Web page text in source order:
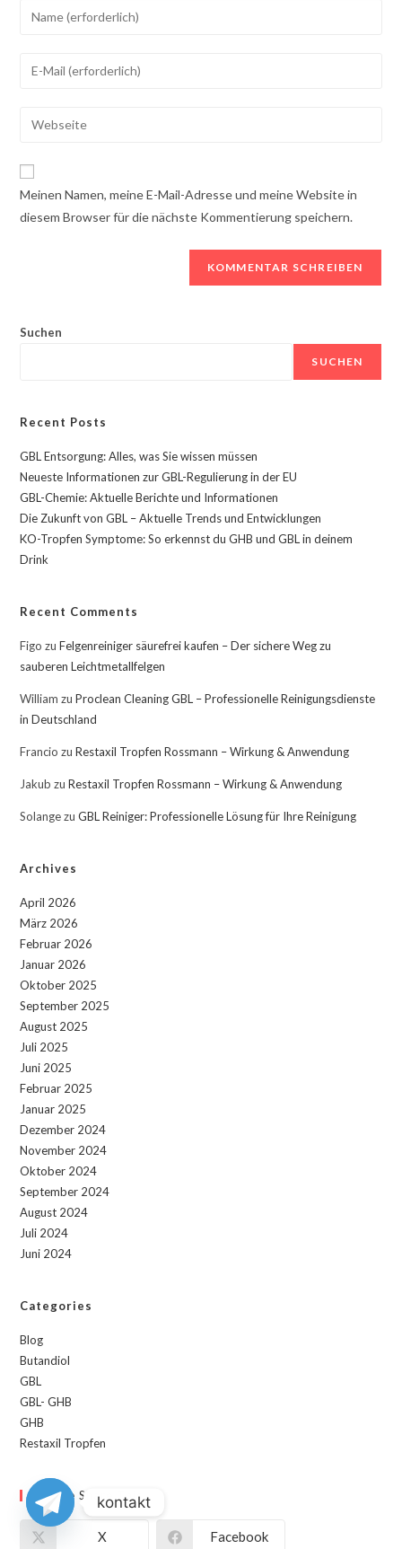
Geben
Namen
Benutzernamen
um
zu
kommentieren
Geben
Adresse
ein,
um
Geben
Ihre
Meinen Namen, meine E-Mail-Adresse und meine Website in
diesem Browser für die nächste Kommentierung speichern.
Suchen
SUCHEN
Recent Posts
GBL Entsorgung: Alles, was Sie wissen müssen
Neueste Informationen zur GBL-Regulierung in der EU
GBL-Chemie: Aktuelle Berichte und Informationen
Die Zukunft von GBL – Aktuelle Trends und Entwicklungen
KO-Tropfen Symptome: So erkennst du GHB und GBL in deinem
Drink
Recent Comments
Figo zuFelgenreiniger säurefrei kaufen – Der sichere Weg zu
sauberen Leichtmetallfelgen
William zuProclean Cleaning GBL – Professionelle Reinigungsdienste
in Deutschland
Francio zuRestaxil Tropfen Rossmann – Wirkung & Anwendung
Jakub zuRestaxil Tropfen Rossmann – Wirkung & Anwendung
SolangezuGBL Reiniger: Professionelle Lösung für Ihre Reinigung
Archives
April 2026
März 2026
Februar 2026
Januar 2026
Oktober 2025
September 2025
August 2025
Juli 2025
Juni 2025
Februar 2025
Januar 2025
Dezember 2024
November 2024
Oktober 2024
September 2024
August 2024
Juli 2024
Juni 2024
Categories
Blog
Butandiol
GBL
GBL- GHB
GHB
Restaxil Tropfen
Please Share This
X Facebook
kontakt